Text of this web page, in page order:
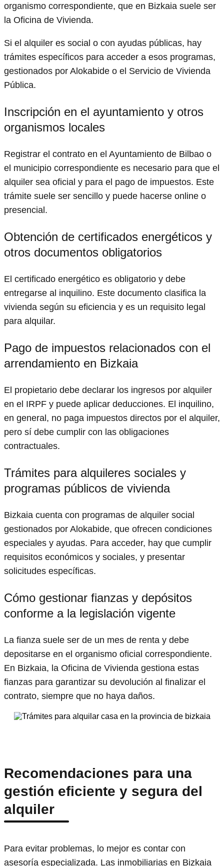
organismo correspondiente, que en Bizkaia suele ser
la Oficina de Vivienda.
Si el alquiler es social o con ayudas públicas, hay
trámites específicos para acceder a esos programas,
gestionados por Alokabide o el Servicio de Vivienda
Pública.
Inscripción en el ayuntamiento y otros
organismos locales
Registrar el contrato en el Ayuntamiento de Bilbao o
el municipio correspondiente es necesario para que el
alquiler sea oficial y para el pago de impuestos. Este
trámite suele ser sencillo y puede hacerse online o
presencial.
Obtención de certificados energéticos y
otros documentos obligatorios
El certificado energético es obligatorio y debe
entregarse al inquilino. Este documento clasifica la
vivienda según su eficiencia y es un requisito legal
para alquilar.
Pago de impuestos relacionados con el
arrendamiento en Bizkaia
El propietario debe declarar los ingresos por alquiler
en el IRPF y puede aplicar deducciones. El inquilino,
en general, no paga impuestos directos por el alquiler,
pero sí debe cumplir con las obligaciones
contractuales.
Trámites para alquileres sociales y
programas públicos de vivienda
Bizkaia cuenta con programas de alquiler social
gestionados por Alokabide, que ofrecen condiciones
especiales y ayudas. Para acceder, hay que cumplir
requisitos económicos y sociales, y presentar
solicitudes específicas.
Cómo gestionar fianzas y depósitos
conforme a la legislación vigente
La fianza suele ser de un mes de renta y debe
depositarse en el organismo oficial correspondiente.
En Bizkaia, la Oficina de Vivienda gestiona estas
fianzas para garantizar su devolución al finalizar el
contrato, siempre que no haya daños.
Recomendaciones para una
gestión eficiente y segura del
alquiler
Para evitar problemas, lo mejor es contar con
asesoría especializada. Las inmobiliarias en Bizkaia